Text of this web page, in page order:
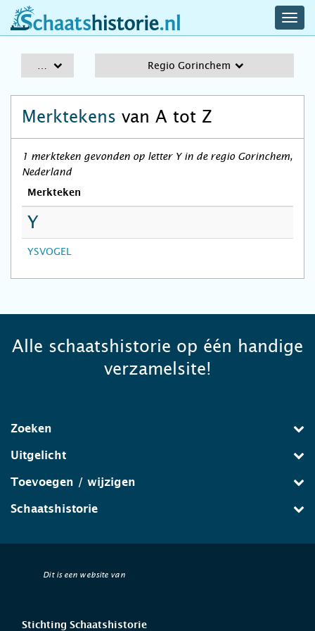
schaatshistorie.nl
Regio Gorinchem
Merktekens van A tot Z
1 merkteken gevonden op letter Y in de regio Gorinchem,
Nederland
Merkteken
Y
YSVOGEL
Alle schaatshistorie op één handige
verzamelsite!
Zoeken
Uitgelicht
Toevoegen / wijzigen
Schaatshistorie
Dit is een website van
Stichting Schaatshistorie